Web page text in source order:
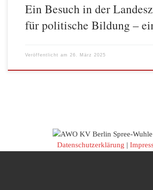
Ein Besuch in der
für politische Bildung –
Veröffentlicht am 26. März 2025
Datenschutzerklärung |